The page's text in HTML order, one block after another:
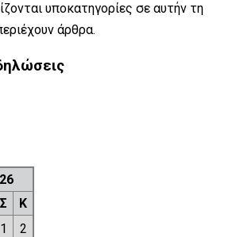
υποκατηγορίες σε αυτήν τη
άρθρα.
Σ
Κ
1
2